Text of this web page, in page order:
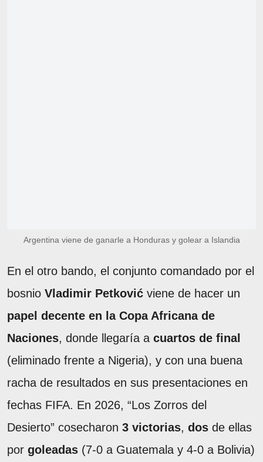
Argentina viene de ganarle a Honduras y golear a Islandia
En el otro bando, el conjunto comandado por el
bosnio Vladimir Petković viene de hacer un
papel decente en la Copa Africana de
Naciones, donde llegaría a cuartos de final
(eliminado frente a Nigeria), y con una buena
racha de resultados en sus presentaciones en
fechas FIFA. En 2026, “Los Zorros del
Desierto” cosecharon 3 victorias, dos de ellas
por goleadas (7-0 a Guatemala y 4-0 a Bolivia)